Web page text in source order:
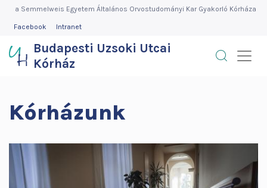
Budapesti
Uzsoki
Utcai
Ugrása Semmelweis Egyetem Általános Orvostudományi Kar Gyakorló Kórháza
MENÜ
Facebook Intranet
Budapesti Uzsoki Utcai
Kórház
Kórházunk